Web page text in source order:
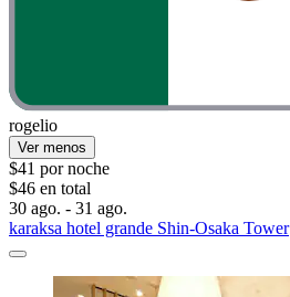
rogelio
Ver menos
$41 por noche
$46 en total
30 ago. - 31 ago.
karaksa hotel grande Shin-Osaka Tower